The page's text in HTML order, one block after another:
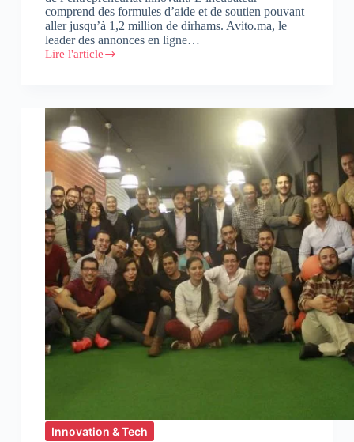
comprend des formules d’aide et de soutien pouvant
aller jusqu’à 1,2 million de dirhams. Avito.ma, le
leader des annonces en ligne…
Lire l'article
Hunters
son
incubateur
de
start-
interne
Innovation & Tech